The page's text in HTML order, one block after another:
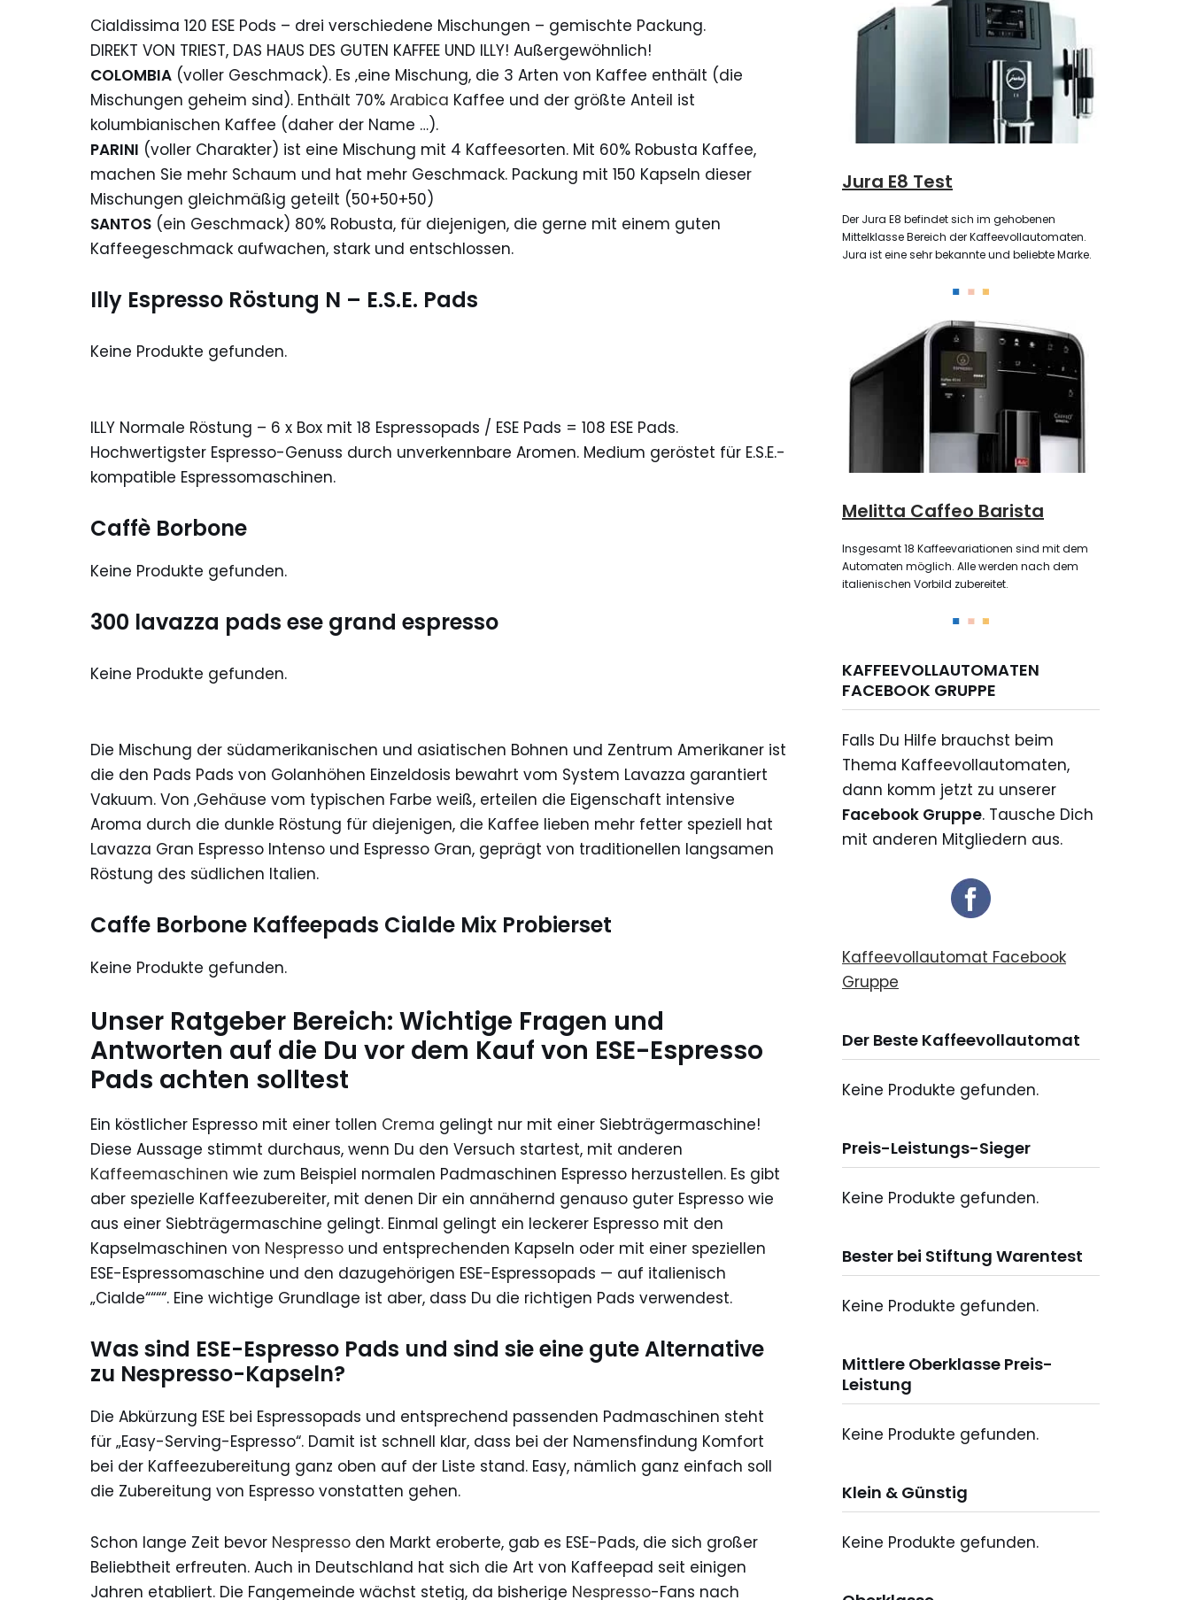
Cialdissima 120 ESE Pods – drei verschiedene Mischungen – gemischte Packung.
DIREKT VON TRIEST, DAS HAUS DES GUTEN KAFFEE UND ILLY! Außergewöhnlich!
COLOMBIA (voller Geschmack). Es ‚eine Mischung, die 3 Arten von Kaffee enthält (die
Mischungen geheim sind). Enthält 70% Arabica Kaffee und der größte Anteil ist
kolumbianischen Kaffee (daher der Name …).
PARINI (voller Charakter) ist eine Mischung mit 4 Kaffeesorten. Mit 60% Robusta Kaffee,
machen Sie mehr Schaum und hat mehr Geschmack. Packung mit 150 Kapseln dieser
Mischungen gleichmäßig geteilt (50+50+50)
SANTOS (ein Geschmack) 80% Robusta, für diejenigen, die gerne mit einem guten
Kaffeegeschmack aufwachen, stark und entschlossen.
Illy Espresso Röstung N – E.S.E. Pads
Keine Produkte gefunden.
ILLY Normale Röstung – 6 x Box mit 18 Espressopads / ESE Pads = 108 ESE Pads.
Hochwertigster Espresso-Genuss durch unverkennbare Aromen. Medium geröstet für E.S.E.-
kompatible Espressomaschinen.
Caffè Borbone
Keine Produkte gefunden.
300 lavazza pads ese grand espresso
Keine Produkte gefunden.
Die Mischung der südamerikanischen und asiatischen Bohnen und Zentrum Amerikaner ist
die den Pads Pads von Golanhöhen Einzeldosis bewahrt vom System Lavazza garantiert
Vakuum. Von ‚Gehäuse vom typischen Farbe weiß, erteilen die Eigenschaft intensive
Aroma durch die dunkle Röstung für diejenigen, die Kaffee lieben mehr fetter speziell hat
Lavazza Gran Espresso Intenso und Espresso Gran, geprägt von traditionellen langsamen
Röstung des südlichen Italien.
Caffe Borbone Kaffeepads Cialde Mix Probierset
Keine Produkte gefunden.
Unser Ratgeber Bereich: Wichtige Fragen und
Antworten auf die Du vor dem Kauf von ESE-Espresso
Pads achten solltest
Ein köstlicher Espresso mit einer tollen Crema gelingt nur mit einer Siebträgermaschine!
Diese Aussage stimmt durchaus, wenn Du den Versuch startest, mit anderen
Kaffeemaschinen wie zum Beispiel normalen Padmaschinen Espresso herzustellen. Es gibt
aber spezielle Kaffeezubereiter, mit denen Dir ein annähernd genauso guter Espresso wie
aus einer Siebträgermaschine gelingt. Einmal gelingt ein leckerer Espresso mit den
Kapselmaschinen von Nespresso und entsprechenden Kapseln oder mit einer speziellen
ESE-Espressomaschine und den dazugehörigen ESE-Espressopads — auf italienisch
„Cialde““““. Eine wichtige Grundlage ist aber, dass Du die richtigen Pads verwendest.
Was sind ESE-Espresso Pads und sind sie eine gute Alternative
zu Nespresso-Kapseln?
Die Abkürzung ESE bei Espressopads und entsprechend passenden Padmaschinen steht
für „Easy-Serving-Espresso“. Damit ist schnell klar, dass bei der Namensfindung Komfort
bei der Kaffeezubereitung ganz oben auf der Liste stand. Easy, nämlich ganz einfach soll
die Zubereitung von Espresso vonstatten gehen.
Schon lange Zeit bevor Nespresso den Markt eroberte, gab es ESE-Pads, die sich großer
Beliebtheit erfreuten. Auch in Deutschland hat sich die Art von Kaffeepad seit einigen
Jahren etabliert. Die Fangemeinde wächst stetig, da bisherige Nespresso-Fans nach
Jura E8 Test
Der Jura E8 befindet sich im gehobenen
Mittelklasse Bereich der Kaffeevollautomaten.
Jura ist eine sehr bekannte und beliebte Marke.
Melitta Caffeo Barista
Insgesamt 18 Kaffeevariationen sind mit dem
Automaten möglich. Alle werden nach dem
italienischen Vorbild zubereitet.
KAFFEEVOLLAUTOMATEN
FACEBOOK GRUPPE
Falls Du Hilfe brauchst beim
Thema Kaffeevollautomaten,
dann komm jetzt zu unserer
Facebook Gruppe. Tausche Dich
mit anderen Mitgliedern aus.
Kaffeevollautomat Facebook
Gruppe
Der Beste Kaffeevollautomat
Keine Produkte gefunden.
Preis-Leistungs-Sieger
Keine Produkte gefunden.
Bester bei Stiftung Warentest
Keine Produkte gefunden.
Mittlere Oberklasse Preis-
Leistung
Keine Produkte gefunden.
Klein & Günstig
Keine Produkte gefunden.